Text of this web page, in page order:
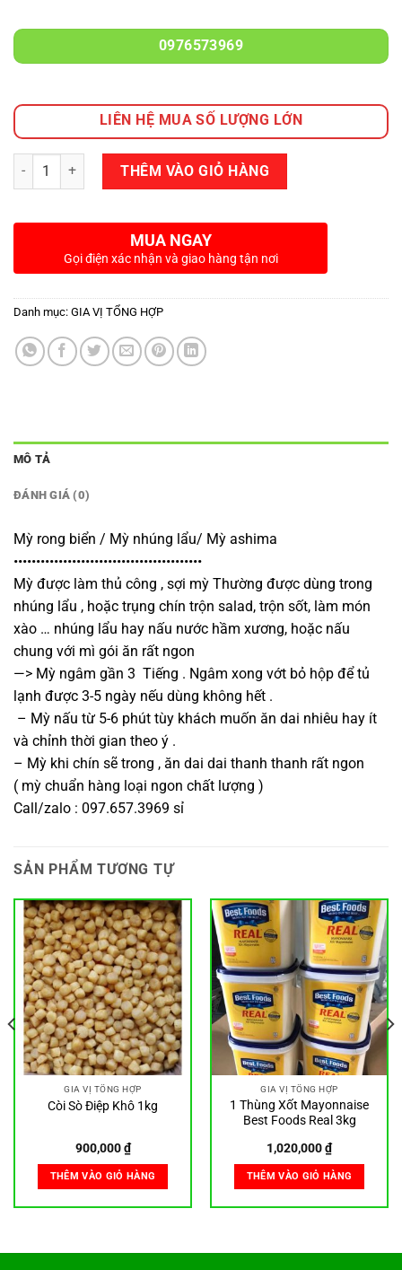
0976573969
LIÊN HỆ MUA SỐ LƯỢNG LỚN
Số lượng THÊM VÀO GIỎ HÀNG
MUA NGAY
Gọi điện xác nhận và giao hàng tận nơi
Danh mục: GIA VỊ TỔNG HỢP
MÔ TẢ
ĐÁNH GIÁ (0)
Mỳ rong biển / Mỳ nhúng lẩu/ Mỳ ashima
••••••••••••••••••••••••••••••••••••••••••
Mỳ được làm thủ công , sợi mỳ Thường được dùng trong
nhúng lẩu , hoặc trụng chín trộn salad, trộn sốt, làm món
xào … nhúng lẩu hay nấu nước hầm xương, hoặc nấu
chung với mì gói ăn rất ngon
—> Mỳ ngâm gần 3 Tiếng . Ngâm xong vớt bỏ hộp để tủ
lạnh được 3-5 ngày nếu dùng không hết .
– Mỳ nấu từ 5-6 phút tùy khách muốn ăn dai nhiêu hay ít
và chỉnh thời gian theo ý .
– Mỳ khi chín sẽ trong , ăn dai dai thanh thanh rất ngon
( mỳ chuẩn hàng loại ngon chất lượng )
Call/zalo : 097.657.3969 sỉ
SẢN PHẨM TƯƠNG TỰ
GIA VỊ TỔNG HỢP
Còi Sò Điệp Khô 1kg
900,000₫
THÊM VÀO GIỎ HÀNG
GIA VỊ TỔNG HỢP
1 Thùng Xốt Mayonnaise
Best Foods Real 3kg
1,020,000₫
THÊM VÀO GIỎ HÀNG